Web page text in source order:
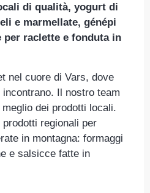
di qualità, yogurt di
e marmellate, génépi
per raclette e fonduta in
nel cuore di Vars, dove
Il nostro team
dei prodotti locali.
regionali per
in montagna: formaggi
e salsicce fatte in